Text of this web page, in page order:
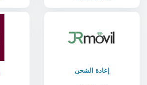
إعادة الشحن